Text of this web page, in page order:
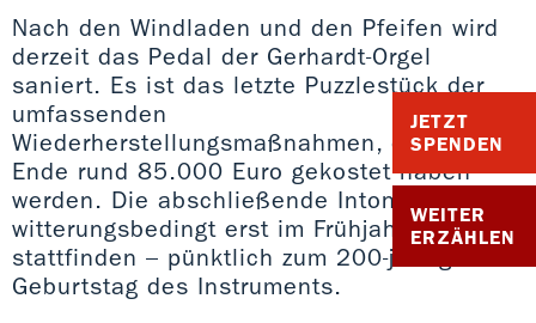
JETZT
SPENDEN
WEITER
ERZÄHLEN
Nach den Windladen und den Pfeifen wird
derzeit das Pedal der Gerhardt-Orgel
saniert. Es ist das letzte Puzzlestück der
umfassenden
Wiederherstellungsmaßnahmen, die am
Ende rund 85.000 Euro gekostet haben
werden. Die abschließende Intonation kann
witterungsbedingt erst im Frühjahr 2020
stattfinden – pünktlich zum 200-jährigen
Geburtstag des Instruments.